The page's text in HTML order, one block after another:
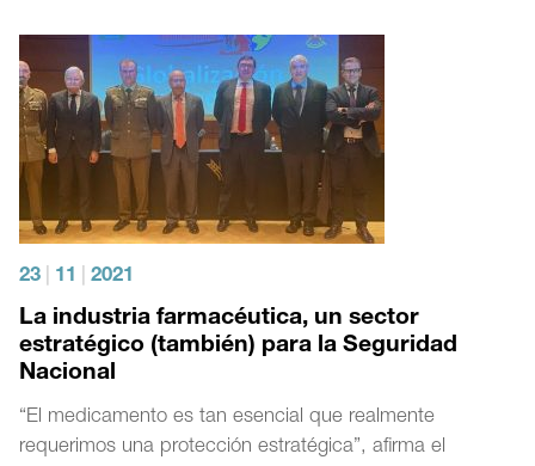
23 11 2021
La industria farmacéutica, un sector
estratégico (también) para la Seguridad
Nacional
“El medicamento es tan esencial que realmente
requerimos una protección estratégica”, afirma el